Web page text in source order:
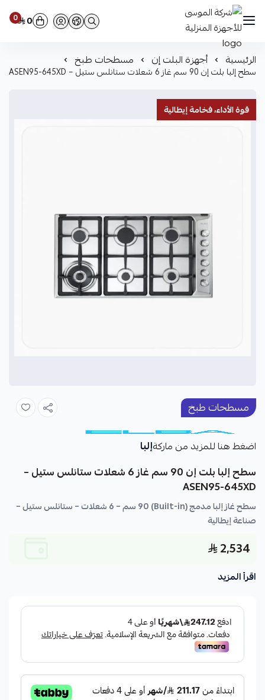
شركة الموسى للأجهزة المنزلية 0 0
الرئيسية أجهزة البلت إن مسطحات طبخ
سطح إلبا بلت إن 90 سم غاز 6 شعلات ستانلس ستيل – ASEN95-645XD
قوة الأداء، فخامة إيطالية
مسطحات طبخ
اضغط هنا للمزيد من ماركةإلبا
سطح إلبا بلت إن 90 سم غاز 6 شعلات ستانلس ستيل –
ASEN95-645XD
سطح غاز إلبا مدمج (Built-in) 90 سم – 6 شعلات – ستانلس ستيل –
صناعة إيطالية
2,534
اقرأ المزيد